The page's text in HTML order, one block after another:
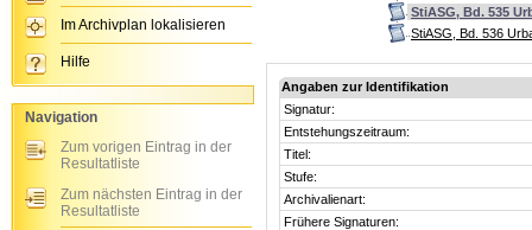
StiASG, Bd. 535
StiASG, Bd. 536
Angaben zur Identifikation
Signatur:
Entstehungszeitraum:
Titel:
Stufe:
Archivalienart:
Frühere Signaturen:
Im Archivplan lokalisieren
Hilfe
Navigation
Zum vorigen Eintrag in der
Resultatliste
Zum nächsten Eintrag in der
Resultatliste